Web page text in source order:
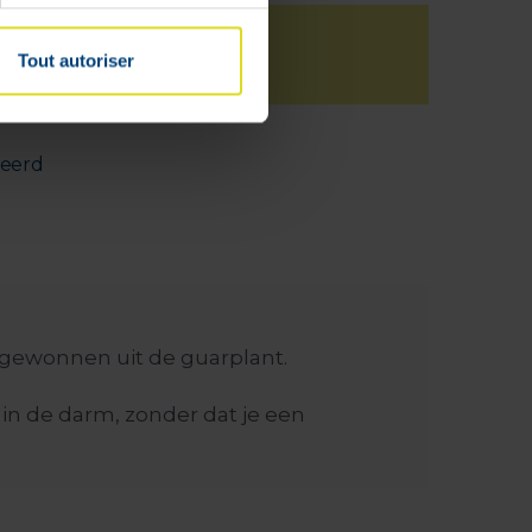
Tout autoriser
uit de guarplant.
de darm, zonder dat je een